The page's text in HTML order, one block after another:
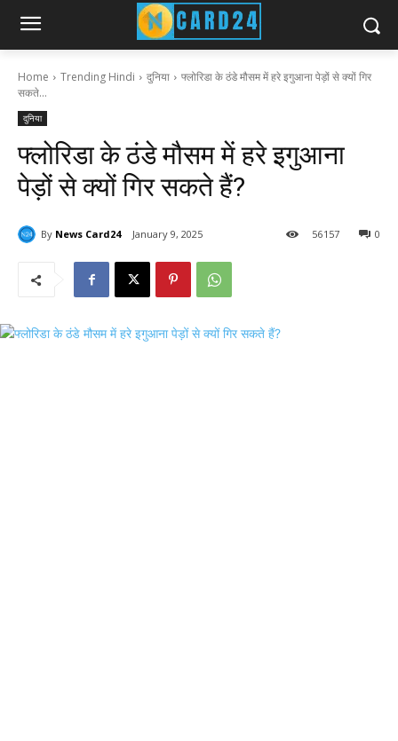
Home Trending Hindi दुनिया
फ्लोरिडा के ठंडे मौसम में हरे इगुआना पेड़ों से क्यों गिर
सकते...
दुनिया
फ्लोरिडा के ठंडे मौसम में हरे इगुआना
पेड़ों से क्यों गिर सकते हैं?
By News Card24 January 9, 2025 0
56157